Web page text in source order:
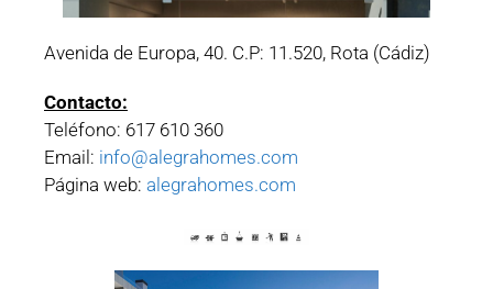
Avenida de Europa, 40. C.P: 11.520, Rota (Cádiz)
Contacto:
Teléfono: 617 610 360
Email: info@alegrahomes.com
Página web: alegrahomes.com